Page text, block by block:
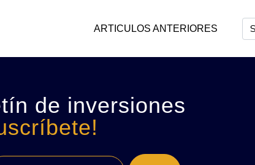
ARTICULOS ANTERIORES
de inversiones